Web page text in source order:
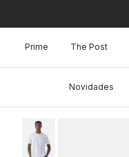
Prime The Post
Novidades